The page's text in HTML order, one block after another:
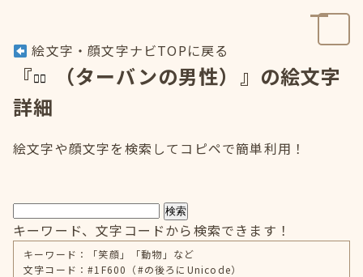
絵文字・顔文字ナビTOPに戻る
『
（ターバンの男性）』の絵文字
詳細
絵文字や顔文字を検索してコピペで簡単利用！
検索
キーワード、文字コードから検索できます！
キーワード：「笑顔」「動物」など
文字コード：#1F600（#の後ろにUnicode）